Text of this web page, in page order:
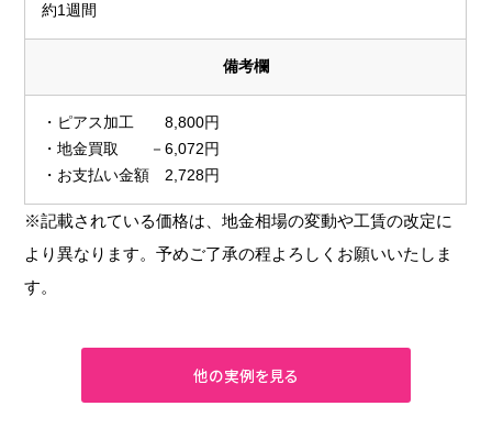
約1週間
備考欄
・ピアス加工 8,800円
・地金買取 －6,072円
・お支払い金額 2,728円
※記載されている価格は、地金相場の変動や工賃の改定に
より異なります。予めご了承の程よろしくお願いいたしま
す。